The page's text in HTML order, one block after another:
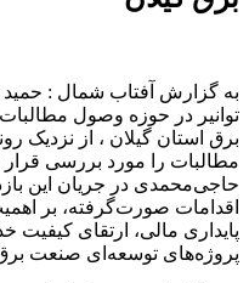
به گزارش آفتاب شمال :
توانیر در حوزه وصول
برق استان گیلان ، از نزدیک
مطالبات را مورد بررسی قرار
حاجی‌محمدی در جریان این
اقدامات صورت‌گرفته، بر
پایداری مالی، ارتقای
پروژه‌های توسعه‌ای صنعت برق